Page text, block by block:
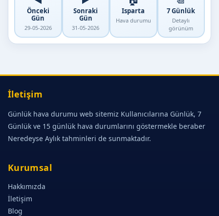
Önceki
Gün
29-05-2026
Sonraki
Gün
31-05-2026
Isparta
Hava durumu
7 Günlük
Detaylı
görünüm
İletişim
Günlük hava durumu web sitemiz Kullanıcılarına Günlük, 7
Günlük ve 15 günlük hava durumlarını göstermekle beraber
Neredeyse Aylık tahminleri de sunmaktadır.
Kurumsal
Hakkımızda
İletişim
Blog